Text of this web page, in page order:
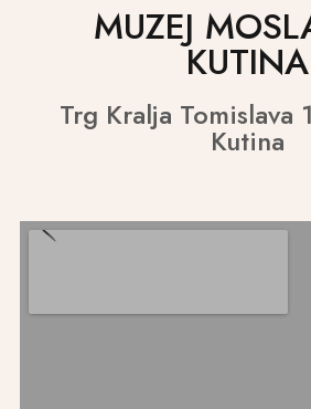
MUZEJ
KUTINA
Trg Kralja
Kutina